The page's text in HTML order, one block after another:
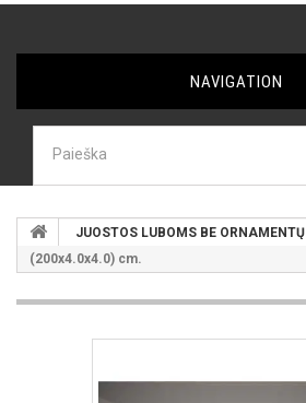
NAVIGATION
JUOSTOS LUBOMS BE ORNAMENTŲ
(200x4.0x4.0) cm.